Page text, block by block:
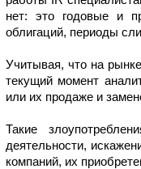
нет: это годовые и
облигаций, периоды
Учитывая, что на
текущий момент
или их продаже и
Такие
деятельности,
компаний, их